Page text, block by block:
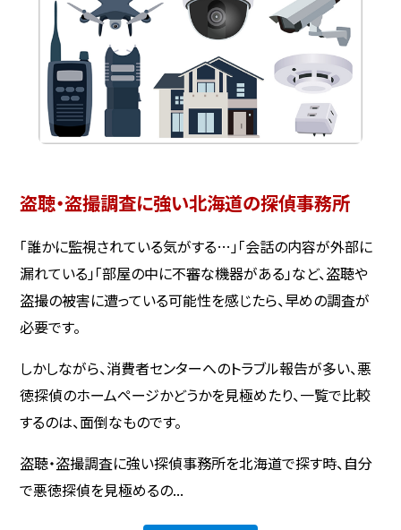
盗聴・盗撮調査に強い北海道の探偵事務所
「誰かに監視されている気がする…」「会話の内容が外部に
漏れている」「部屋の中に不審な機器がある」など、盗聴や
盗撮の被害に遭っている可能性を感じたら、早めの調査が
必要です。
しかしながら、消費者センターへのトラブル報告が多い、悪
徳探偵のホームページかどうかを見極めたり、一覧で比較
するのは、面倒なものです。
盗聴・盗撮調査に強い探偵事務所を北海道で探す時、自分
で悪徳探偵を見極めるの...